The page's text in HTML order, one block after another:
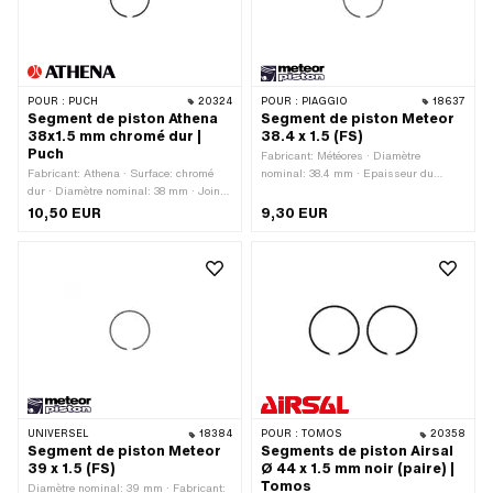
POUR : PUCH 20324
Segment de piston Athena
38x1.5 mm chromé dur |
Puch
Fabricant: Athena · Surface: chromé
dur · Diamètre nominal: 38 mm · Joint
de segment de piston: protection
intérieure (PI) · Hauteur: 1.5 mm
10,50 EUR
POUR : PIAGGIO 18637
Segment de piston Meteor
38.4 x 1.5 (FS)
Fabricant: Météores · Diamètre
nominal: 38.4 mm · Epaisseur du
segments de piston: Anneau
rectangulaire · Joint de segment de
9,30 EUR
UNIVERSEL 18384
Segment de piston Meteor
39 x 1.5 (FS)
Diamètre nominal: 39 mm · Fabricant:
POUR : TOMOS 20358
Segments de piston Airsal
Ø 44 x 1.5 mm noir (paire) |
Tomos